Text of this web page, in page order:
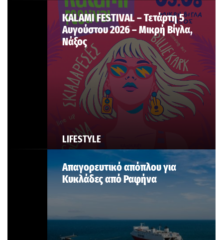
LIFESTYLE
KALAMI FESTIVAL – Τετάρτη 5
Αυγούστου 2026 – Μικρή Βίγλα,
Νάξος
Απαγορευτικό απόπλου για
Κυκλάδες από Ραφήνα